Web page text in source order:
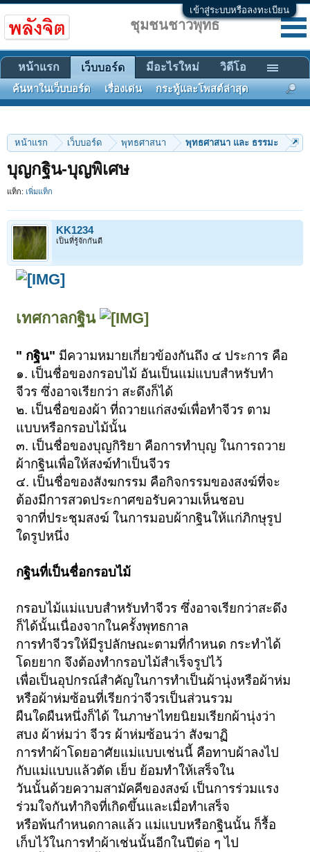
เข้าสู่ระบบหรือลงทะเบียน
หน้าแรก เว็บบอร์ด พุทธศาสนา พุทธศาสนา และ ธรรมะ
บุญกฐิน-บุญพิเศษ
แท็ก: เพิ่มแท็ก
KK1234
เป็นที่รู้จักกันดี
เทศกาลกฐิน
" กฐิน" มีความหมายเกี่ยวข้องกันถึง ๔ ประการ คือ
๑. เป็นชื่อของกรอบไม้ อันเป็นแม่แบบสำหรับทำ
จีวร ซึ่งอาจเรียกว่า สะดึงก็ได้
๒. เป็นชื่อของผ้า ที่ถวายแก่สงฆ์เพื่อทำจีวร ตาม
แบบหรือกรอบไม้นั้น
๓. เป็นชื่อของบุญกิริยา คือการทำบุญ ในการถวาย
ผ้ากฐินเพื่อให้สงฆ์ทำเป็นจีวร
๔. เป็นชื่อของสังฆกรรม คือกิจกรรมของสงฆ์ที่จะ
ต้องมีการสวดประกาศขอรับความเห็นชอบ
จากที่ประชุมสงฆ์ ในการมอบผ้ากฐินให้แก่ภิกษุรูป
ใดรูปหนึ่ง
กฐินที่เป็นชื่อกรอบไม้
กรอบไม้แม่แบบสำหรับทำจีวร ซึ่งอาจเรียกว่าสะดึง
ก็ได้นั้นเนื่องจากในครั้งพุทธกาล
การทำจีวรให้มีรูปลักษณะตามที่กำหนด กระทำได้
โดยยาก จึงต้องทำกรอบไม้สำเร็จรูปไว้
เพื่อเป็นอุปกรณ์สำคัญในการทำเป็นผ้านุ่งหรือผ้าห่ม
หรือผ้าห่มซ้อนที่เรียกว่าจีวรเป็นส่วนรวม
ผืนใดผืนหนึ่งก็ได้ ในภาษาไทยนิยมเรียกผ้านุ่งว่า
สบง ผ้าห่มว่า จีวร ผ้าห่มซ้อนว่า สังฆาฏิ
การทำผ้าโดยอาศัยแม่แบบเช่นนี้ คือทาบผ้าลงไป
กับแม่แบบแล้วตัด เย็บ ย้อมทำให้เสร็จใน
วันนั้นด้วยความสามัคคีของสงฆ์ เป็นการร่วมแรง
ร่วมใจกันทำกิจที่เกิดขึ้นและเมื่อทำเสร็จ
หรือพ้นกำหนดกาลแล้ว แม่แบบหรือกฐินนั้น ก็รื้อ
เก็บไว้ในการทำผ้าเช่นนั้นอีกในปีต่อ ๆ ไป
ชุมชนชาวพุทธ
หน้าแรก เว็บบอร์ด
ค้นหาในเว็บบอร์ด เรื่องเด่น กระทู้และโพสต์ล่าสุด
มีอะไรใหม่ วิดีโอ